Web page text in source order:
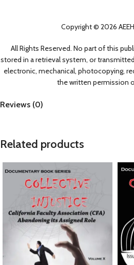
Copyright © 2026 AEEH
All Rights Reserved. No part of this
stored in a retrieval system, or
electronic, mechanical, photocopying,
the written permission
Reviews (0)
Related products